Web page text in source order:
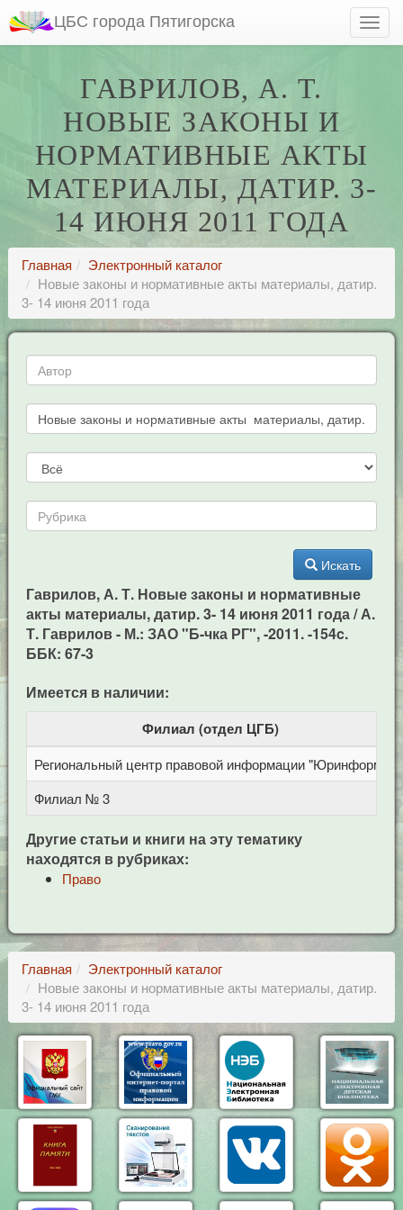
ЦБС города Пятигорска
ГАВРИЛОВ, А. Т.
НОВЫЕ ЗАКОНЫ И
НОРМАТИВНЫЕ АКТЫ
МАТЕРИАЛЫ, ДАТИР. 3-
14 ИЮНЯ 2011 ГОДА
Главная
Электронный каталог
Новые законы и нормативные акты материалы, датир.
3- 14 июня 2011 года
Искать
Гаврилов, А. Т. Новые законы и нормативные
акты материалы, датир. 3- 14 июня 2011 года / А.
Т. Гаврилов - М.: ЗАО "Б-чка РГ", -2011. -154c.
ББК: 67-3
Имеется в наличии:
Филиал (отдел ЦГБ)
Региональный центр правовой информации "Юринформ"
Филиал № 3
Другие статьи и книги на эту тематику
находятся в рубриках:
Право
Главная
Электронный каталог
Новые законы и нормативные акты материалы, датир.
3- 14 июня 2011 года